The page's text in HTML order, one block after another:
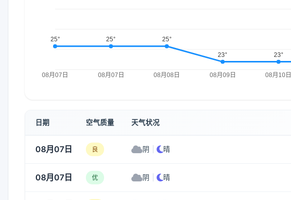
日期 空气质量 天气状况
08月07日 良 阴 晴
08月07日 优 阴 晴